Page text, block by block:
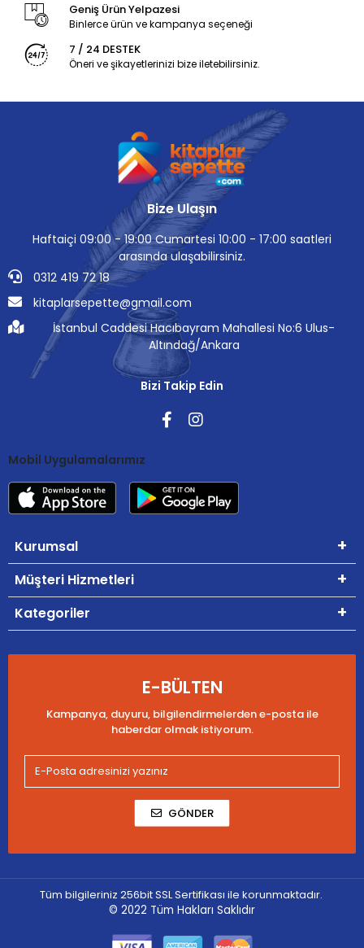
Geniş Ürün Yelpazesi
Binlerce ürün ve kampanya seçeneği
7 / 24 DESTEK
Öneri ve şikayetlerinizi bize iletebilirsiniz.
Bize Ulaşın
Haftaiçi 09:00 - 19:00 Cumartesi 10:00 - 17:00 saatleri
arasında ulaşabilirsiniz.
0312 419 72 18
kitaplarsepette@gmail.com
İstanbul Caddesi Hacıbayram Mahallesi No:6 Ulus-
Altındağ/Ankara
Bizi Takip Edin
Mobil Uygulamalarımız
Kurumsal
Müşteri Hizmetleri
Kategoriler
E-BÜLTEN
Kampanya, duyuru, bilgilendirmelerden e-posta ile
haberdar olmak istiyorum.
GÖNDER
Tüm bilgileriniz 256bit SSL Sertifikası ile korunmaktadır.
© 2022 Tüm Hakları Saklıdır